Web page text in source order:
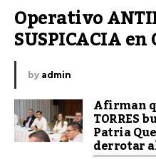
Operativo
SUSPICACIA en
by admin
Afirman
TORRES
Patria
derrotar